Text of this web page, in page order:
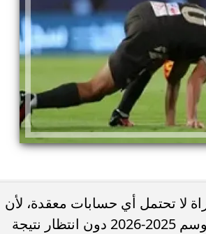
لا تحتمل أي حسابات معقدة، لأن
الفوز وحده يمنح العالمي لقب الدوري السعودي للمحترفين موسم 2025-2026 دون انتظار نتيجة
أوبو تطلق سلسلة رينو 16 في المملكة
العربية السعودية بتصميم لافت وقدرات...